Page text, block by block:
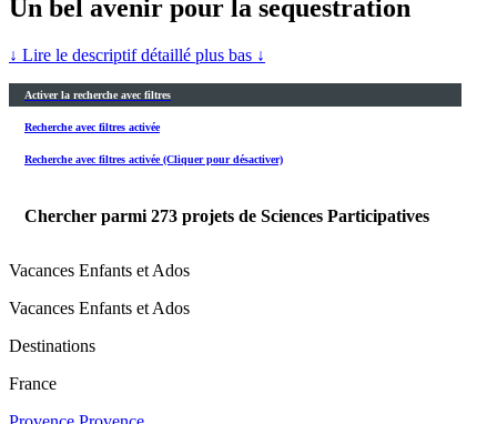
Un bel avenir pour la sequestration
↓ Lire le descriptif détaillé plus bas ↓
Activer la recherche avec filtres
Recherche avec filtres activée
Recherche avec filtres activée (Cliquer pour désactiver)
Chercher parmi 273 projets de Sciences Participatives
Vacances Enfants et Ados
Vacances Enfants et Ados
Destinations
France